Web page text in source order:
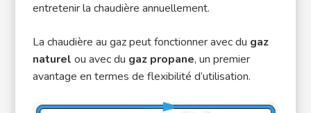
entretenir la chaudière annuellement.
La chaudière au gaz peut fonctionner avec du gaz
naturel ou avec du gaz propane, un premier
avantage en termes de flexibilité d’utilisation.